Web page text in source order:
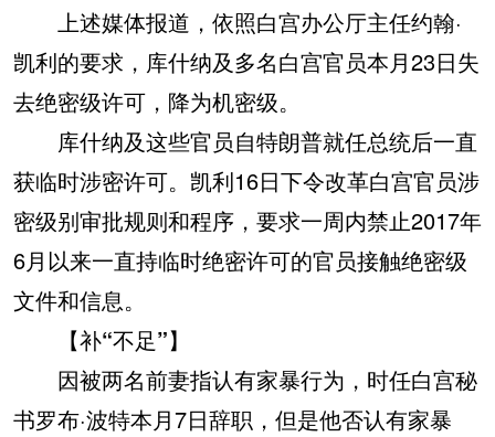
上述媒体报道，依照白宫办公厅主任约翰·
凯利的要求，库什纳及多名白宫官员本月23日失
去绝密级许可，降为机密级。
库什纳及这些官员自特朗普就任总统后一直
获临时涉密许可。凯利16日下令改革白宫官员涉
密级别审批规则和程序，要求一周内禁止2017年
6月以来一直持临时绝密许可的官员接触绝密级
文件和信息。
【补“不足”】
因被两名前妻指认有家暴行为，时任白宫秘
书罗布·波特本月7日辞职，但是他否认有家暴